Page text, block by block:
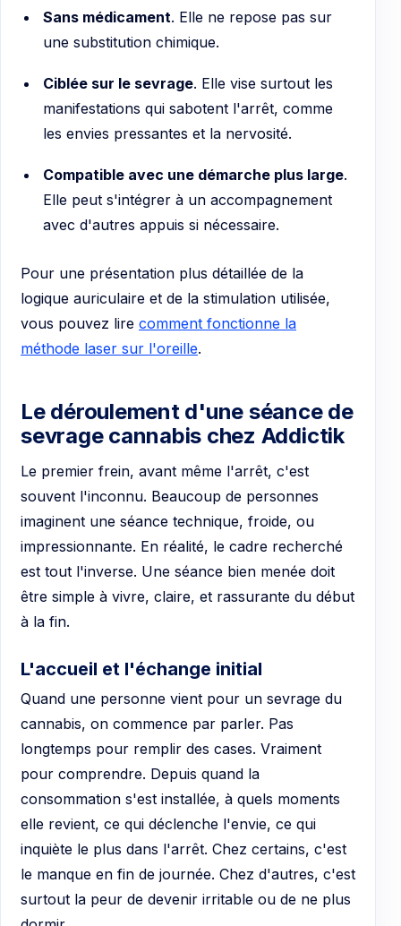
Sans médicament. Elle ne repose pas sur
une substitution chimique.
Ciblée sur le sevrage. Elle vise surtout les
manifestations qui sabotent l'arrêt, comme
les envies pressantes et la nervosité.
Compatible avec une démarche plus large.
Elle peut s'intégrer à un accompagnement
avec d'autres appuis si nécessaire.
Pour une présentation plus détaillée de la
logique auriculaire et de la stimulation utilisée,
vous pouvez lire comment fonctionne la
méthode laser sur l'oreille.
Le déroulement d'une séance de
sevrage cannabis chez Addictik
Le premier frein, avant même l'arrêt, c'est
souvent l'inconnu. Beaucoup de personnes
imaginent une séance technique, froide, ou
impressionnante. En réalité, le cadre recherché
est tout l'inverse. Une séance bien menée doit
être simple à vivre, claire, et rassurante du début
à la fin.
L'accueil et l'échange initial
Quand une personne vient pour un sevrage du
cannabis, on commence par parler. Pas
longtemps pour remplir des cases. Vraiment
pour comprendre. Depuis quand la
consommation s'est installée, à quels moments
elle revient, ce qui déclenche l'envie, ce qui
inquiète le plus dans l'arrêt. Chez certains, c'est
le manque en fin de journée. Chez d'autres, c'est
surtout la peur de devenir irritable ou de ne plus